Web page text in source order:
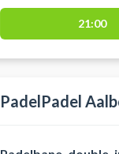
21:00
PadelPadel